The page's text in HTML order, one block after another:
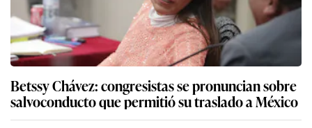
Betssy Chávez: congresistas se pronuncian sobre
salvoconducto que permitió su traslado a México